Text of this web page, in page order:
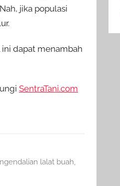
jika populasi
ini dapat menambah
SentraTani.com
lalat buah,